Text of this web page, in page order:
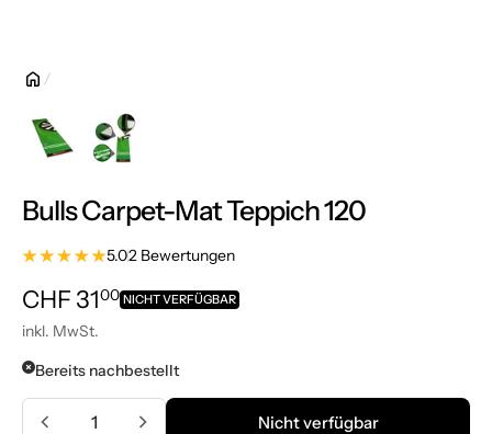
Bulls Carpet-Mat Teppich 120
5.02 Bewertungen
Normalpreis
CHF 3100CHF 31.00
NICHT VERFÜGBAR
inkl. MwSt.
Bereits nachbestellt
Menge
Nicht verfügbar